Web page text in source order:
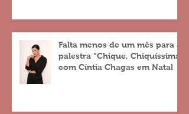
Falta menos de um mês para a
palestra “Chique, Chiquíssima”
com Cíntia Chagas em Natal